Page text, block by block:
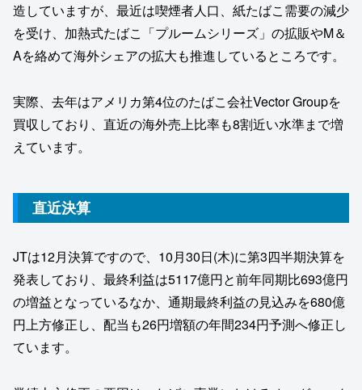
造していますが、最近は喫煙者人口、紙たばこ需要の減少
を受け、加熱式たばこ「プルームシリーズ」の拡販やM＆
Aを絡めて海外シェアの拡大も推進しているところです。
実際、去年はアメリカ第4位のたばこ会社Vector Groupを
買収しており、直近の海外売上比率も8割近い水準まで増
えています。
直近決算
JTは12月決算ですので、10月30日(木)に第3四半期決算を
発表しており、最終利益は5117億円と前年同期比693億円
の増益となっているなか、通期最終利益の見込みを680億
円上方修正し、配当も26円増額の年間234円予測へ修正し
ています。